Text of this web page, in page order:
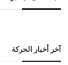
آخر أخبار الحركة